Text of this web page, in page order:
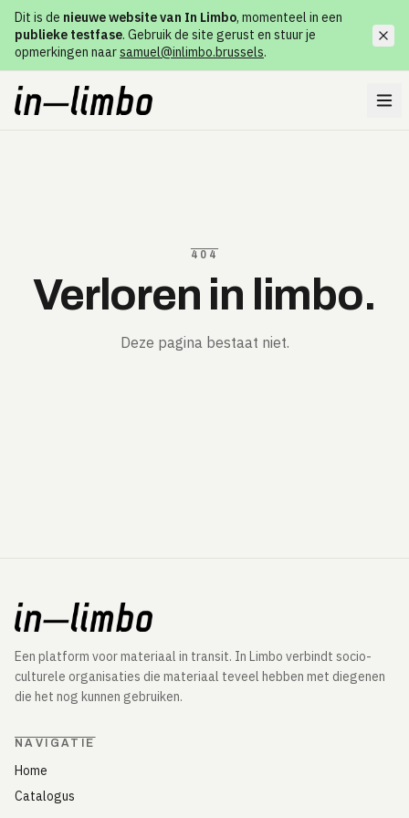
Dit is de nieuwe website van In Limbo, momenteel in een
publieke testfase. Gebruik de site gerust en stuur je
opmerkingen naarsamuel@inlimbo.brussels.
404
Verloren in limbo.
Deze pagina bestaat niet.
Een platform voor materiaal in transit. In Limbo verbindt socio-
culturele organisaties die materiaal teveel hebben met diegenen
die het nog kunnen gebruiken.
NAVIGATIE
Home
Catalogus